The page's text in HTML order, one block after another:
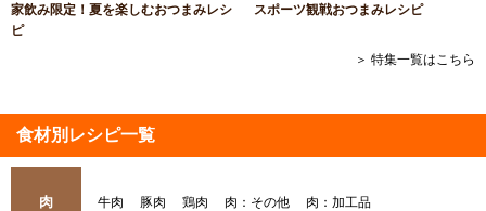
家飲み限定！夏を楽しむおつまみレシ
ピ
スポーツ観戦おつまみレシピ
＞ 特集一覧はこちら
食材別レシピ一覧
肉 牛肉 豚肉 鶏肉 肉：その他 肉：加工品